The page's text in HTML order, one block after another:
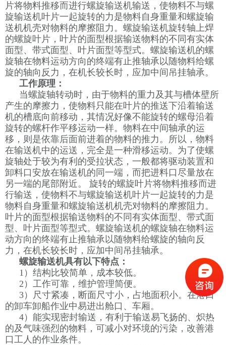
片将物料推移而进行螺旋输送机输送，使物料不与螺
旋输送机叶片一起旋转的力是物料自身重量和螺旋输
送机机壳对物料的摩擦阻力。螺旋输送机旋转轴上焊
的螺旋叶片，叶片的面型根据输送物料的不同有实体
面型、带式面型、叶片面型等型式。螺旋输送机的螺
旋轴在物料运动方向的终端有止推轴承以随物料给螺
旋的轴向反力，在机长较长时，应加中间吊挂轴承。
工作原理：
当螺旋轴转动时，由于物料的重力及其与槽体壁所
产生的摩擦力，使物料只能在叶片的推送下沿着输送
机的槽底向前移动，其情况好像不能旋转的螺母沿着
旋转的螺杆作平移运动一样。物料在中间轴承的运
移，则是依靠后面前进着的物料的推力。所以，物料
在输送机中的运送，完全是一种滑移运动。为了使螺
旋轴处于较为有利的受拉状态，一般都将驱动装置和
卸料口安放在输送机的同一端，而把进料口尽量放在
另一端的尾部附近。 旋转的螺旋叶片将物料推移而进
行输送，使物料不与螺旋输送机叶片一起旋转的力是
物料自身重量和螺旋输送机机壳对物料的摩擦阻力。
叶片的面型根据输送物料的不同有实体面型、带式面
型、叶片面型等型式。螺旋输送机的螺旋轴在物料运
动方向的终端有止推轴承以随物料给螺旋的轴向反
力，在机长较长时，应加中间吊挂轴承。
螺旋输送机具有以下特点：
1）结构比较简单，成本较低。
2）工作可靠，维护管理简便。
3）尺寸紧凑，断面尺寸小，占地面积小。在港口
的卸车卸船作业中易进出舱口、车厢。
4）能实现密封输送，有利于输送易飞扬的、炽热
的及气味强烈的物料，可减小对环境的污染，改善港
口工人的作业条件。